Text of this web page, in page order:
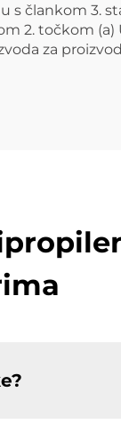
člankom 3.
2. točkom
za